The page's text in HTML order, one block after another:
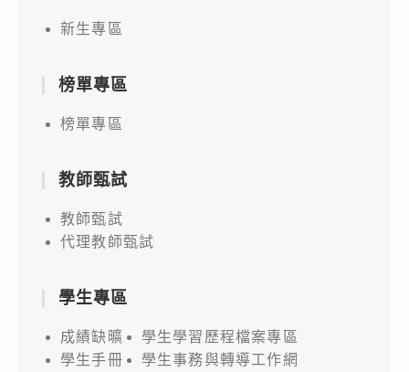
新生專區
榜單專區
榜單專區
教師甄試
教師甄試
代理教師甄試
學生專區
成績缺曠
學生學習歷程檔案專區
學生手冊
學生事務與轉導工作網